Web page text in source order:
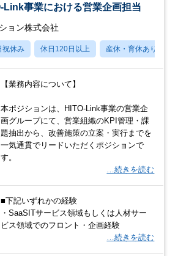
Link事業における営業企画担当
ョン株式会社
祝休み 休日120日以上 産休・育休あり
【業務内容について】
本ポジションは、HITO-Link事業の営業企
画グループにて、営業組織のKPI管理・課
題抽出から、改善施策の立案・実行までを
一気通貫でリードいただくポジションで
す。
…続きを読む
■下記いずれかの経験
・SaaSITサービス領域もしくは人材サー
ビス領域でのフロント・企画経験
…続きを読む